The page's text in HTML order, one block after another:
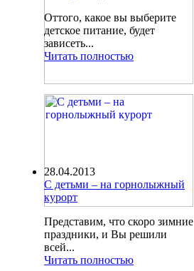
Оттого, какое вы выберите
детское питание, будет
зависеть...
Читать полностью
28.04.2013
С детьми – на горнолыжный
курорт
Представим, что скоро зимние
праздники, и Вы решили
всей...
Читать полностью